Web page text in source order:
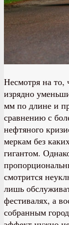
Несмотря на то,
изрядно
мм по длине и
сравнению с
нефтяного
меркам без
гигантом.
смотрится
лишь
фестивалях, а
собранным